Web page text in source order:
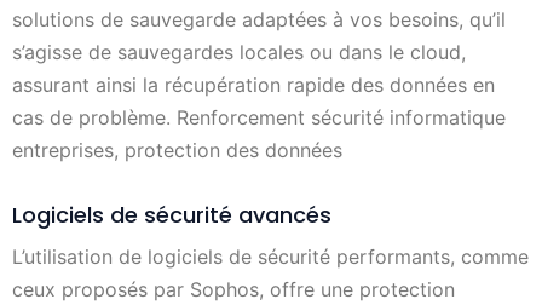
solutions de sauvegarde adaptées à vos besoins, qu’il
s’agisse de sauvegardes locales ou dans le cloud,
assurant ainsi la récupération rapide des données en
cas de problème. Renforcement sécurité informatique
entreprises, protection des données
Logiciels de sécurité avancés
L’utilisation de logiciels de sécurité performants, comme
ceux proposés par Sophos, offre une protection